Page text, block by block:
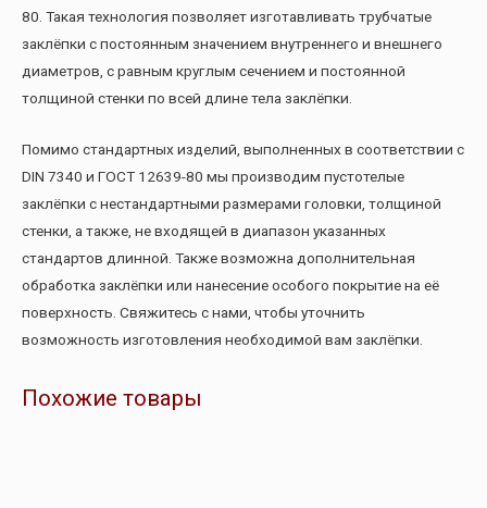
80. Такая технология позволяет изготавливать трубчатые
заклёпки с постоянным значением внутреннего и внешнего
диаметров, с равным круглым сечением и постоянной
толщиной стенки по всей длине тела заклёпки.
Помимо стандартных изделий, выполненных в соответствии с
DIN 7340 и ГОСТ 12639-80 мы производим пустотелые
заклёпки с нестандартными размерами головки, толщиной
стенки, а также, не входящей в диапазон указанных
стандартов длинной. Также возможна дополнительная
обработка заклёпки или нанесение особого покрытие на её
поверхность. Свяжитесь с нами, чтобы уточнить
возможность изготовления необходимой вам заклёпки.
Похожие товары